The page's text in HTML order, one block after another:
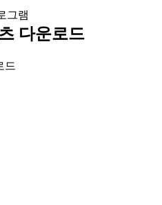
그램
다운로드
드